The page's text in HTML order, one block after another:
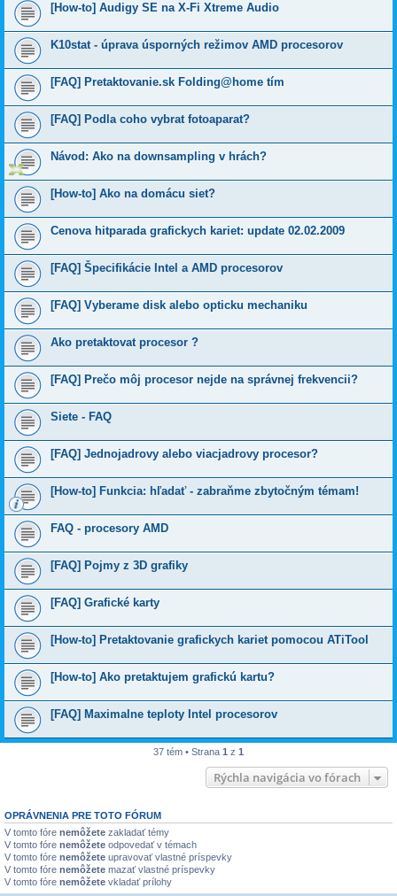
[How-to] Audigy SE na X-Fi Xtreme Audio
K10stat - úprava úsporných režimov AMD procesorov
[FAQ] Pretaktovanie.sk Folding@home tím
[FAQ] Podla coho vybrat fotoaparat?
Návod: Ako na downsampling v hrách?
[How-to] Ako na domácu siet?
Cenova hitparada grafickych kariet: update 02.02.2009
[FAQ] Špecifikácie Intel a AMD procesorov
[FAQ] Vyberame disk alebo opticku mechaniku
Ako pretaktovat procesor ?
[FAQ] Prečo môj procesor nejde na správnej frekvencii?
Siete - FAQ
[FAQ] Jednojadrovy alebo viacjadrovy procesor?
[How-to] Funkcia: hľadať - zabraňme zbytočným témam!
FAQ - procesory AMD
[FAQ] Pojmy z 3D grafiky
[FAQ] Grafické karty
[How-to] Pretaktovanie grafickych kariet pomocou ATiTool
[How-to] Ako pretaktujem grafickú kartu?
[FAQ] Maximalne teploty Intel procesorov
37 tém • Strana 1 z 1
Rýchla navigácia vo fórach
OPRÁVNENIA PRE TOTO FÓRUM
V tomto fóre nemôžete zakladať témy
V tomto fóre nemôžete odpovedať v témach
V tomto fóre nemôžete upravovať vlastné príspevky
V tomto fóre nemôžete mazať vlastné príspevky
V tomto fóre nemôžete vkladať prílohy